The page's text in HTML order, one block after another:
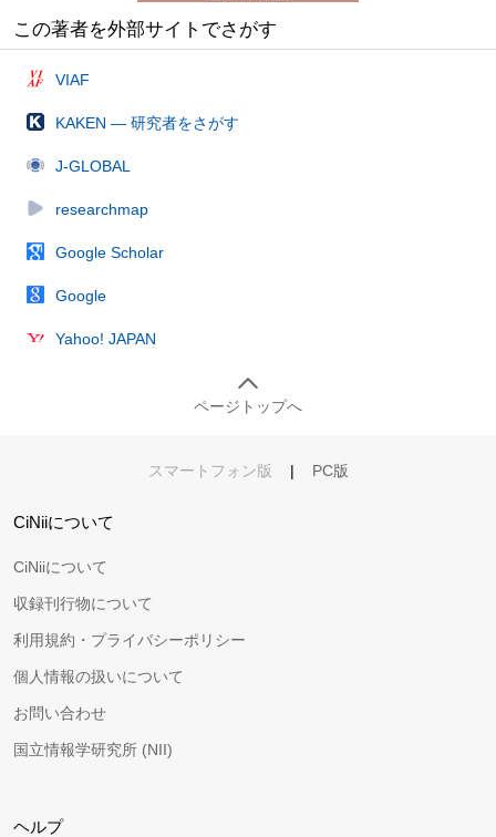
この著者を外部サイトでさがす
VIAF
KAKEN — 研究者をさがす
J-GLOBAL
researchmap
Google Scholar
Google
Yahoo! JAPAN
ページトップへ
スマートフォン版 | PC版
CiNiiについて
CiNiiについて
収録刊行物について
利用規約・プライバシーポリシー
個人情報の扱いについて
お問い合わせ
国立情報学研究所 (NII)
ヘルプ